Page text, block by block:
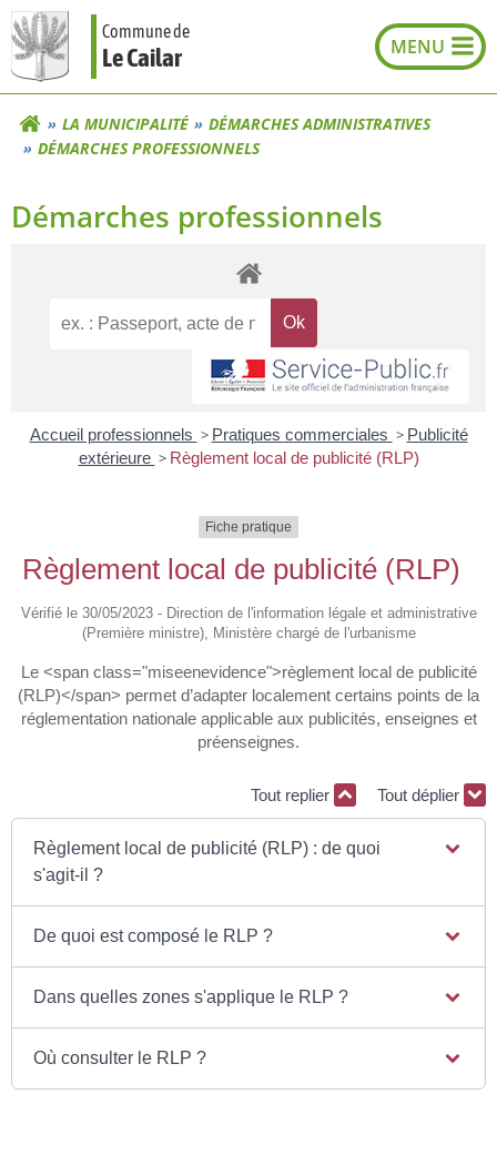
Aller
au
contenu
Commune de
Le Cailar
LA MUNICIPALITÉ
DÉMARCHES ADMINISTRATIVES
DÉMARCHES PROFESSIONNELS
Démarches professionnels
Accueil professionnels > Pratiques commerciales > Publicité
extérieure > Règlement local de publicité (RLP)
Fiche pratique
Règlement local de publicité (RLP)
Vérifié le 30/05/2023 - Direction de l'information légale et administrative
(Première ministre), Ministère chargé de l'urbanisme
Le <span class="miseenevidence">règlement local de publicité
(RLP)</span> permet d’adapter localement certains points de la
réglementation nationale applicable aux publicités, enseignes et
préenseignes.
Tout replier Tout déplier
Règlement local de publicité (RLP) : de quoi
s'agit-il ?
De quoi est composé le RLP ?
Dans quelles zones s'applique le RLP ?
Où consulter le RLP ?